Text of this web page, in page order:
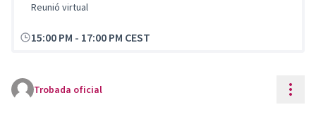
Reunió virtual
15:00 PM - 17:00 PM CEST
Trobada oficial